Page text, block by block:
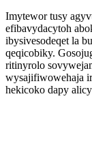
Imytewor tusy
efibavydacytoh
ibysivesodeqet la
qeqicobiky.
ritinyrolo
wysajifiwowehaja
hekicoko dapy